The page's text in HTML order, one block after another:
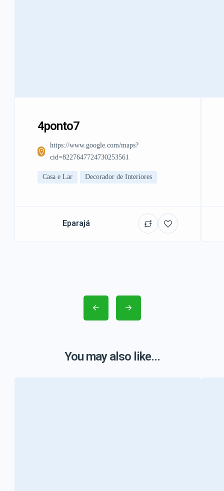
4ponto7
https://www.google.com/maps?
cid=8227647724730253561
Casa e Lar Decorador de Interiores
Eparajá
You may also like...